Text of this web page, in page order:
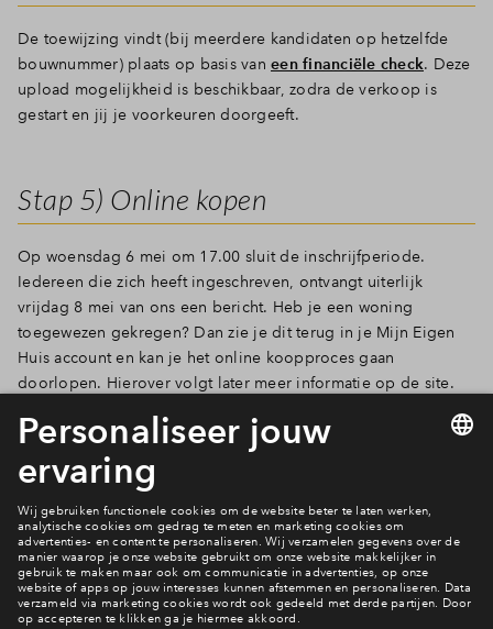
De toewijzing vindt (bij meerdere kandidaten op hetzelfde
bouwnummer) plaats op basis van een financiële check. Deze
upload mogelijkheid is beschikbaar, zodra de verkoop is
gestart en jij je voorkeuren doorgeeft.
Stap 5) Online kopen
Op woensdag 6 mei om 17.00 sluit de inschrijfperiode.
Iedereen die zich heeft ingeschreven, ontvangt uiterlijk
vrijdag 8 mei van ons een bericht. Heb je een woning
toegewezen gekregen? Dan zie je dit terug in je Mijn Eigen
Huis account en kan je het online koopproces gaan
doorlopen. Hierover volgt later meer informatie op de site.
Als je geen woning toegewezen hebt gekregen, zie je dit in
jouw Mijn Eigen Huis-account. Je ontvangt daarnaast een mail
en je wordt dan automatisch op de reservelijst geplaatst.
Bekijk het woningaanbod